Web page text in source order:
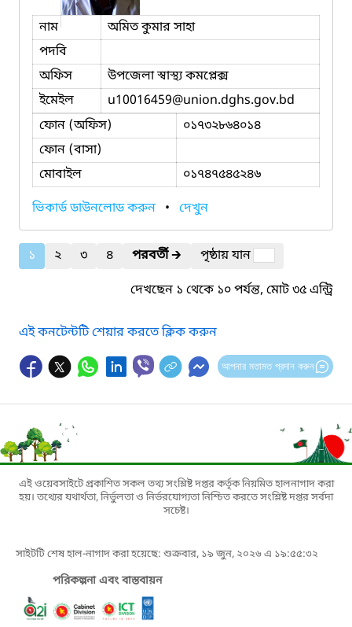
নাম
অমিত কুমার সাহা
পদবি
অফিস
উপজেলা স্বাস্থ্য কমপ্লেক্স
ইমেইল
u10016459@union.dghs.gov.bd
ফোন (অফিস)
০১৭৩২৮৬৪০১৪
ফোন (বাসা)
মোবাইল
০১৭৪৭৫৪৫২৪৬
ভিকার্ড ডাউনলোড করুন • দেখুন
১ ২ ৩ ৪ পরবর্তী🡲
পৃষ্ঠায় যান
দেখছেন ১ থেকে ১০ পর্যন্ত, মোট ৩৫ এন্ট্রি
এই কনটেন্টটি শেয়ার করতে ক্লিক করুন
আপনার মতামত প্রদান করুন
এই ওয়েবসাইটে প্রকাশিত সকল তথ্য সংশ্লিষ্ট দপ্তর কর্তৃক নিয়মিত হালনাগাদ করা
হয়। তথ্যের যথার্থতা, নির্ভুলতা ও নির্ভরযোগ্যতা নিশ্চিত করতে সংশ্লিষ্ট দপ্তর সর্বদা
সচেষ্ট।
সাইটটি শেষ হাল-নাগাদ করা হয়েছে: শুক্রবার, ১৯ জুন, ২০২৬ এ ১৯:৫৫:৩২
পরিকল্পনা এবং বাস্তবায়ন